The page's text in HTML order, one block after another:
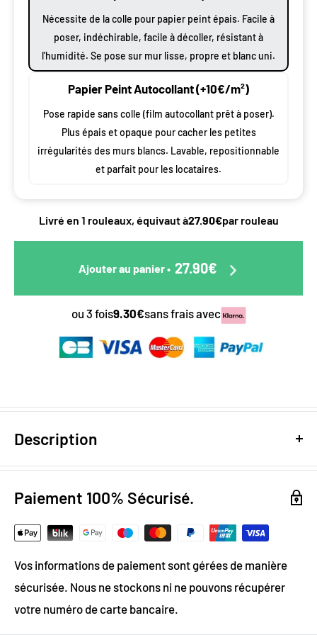
Nécessite de la colle pour papier peint épais. Facile à
poser, indéchirable, facile à décoller, résistant à
l'humidité. Se pose sur mur lisse, propre et blanc uni.
Papier Peint Autocollant (+10€/m²)
Pose rapide sans colle (film autocollant prêt à poser).
Plus épais et opaque pour cacher les petites
irrégularités des murs blancs. Lavable, repositionnable
et parfait pour les locataires.
Livré en 1 rouleaux, équivaut à27.90€par rouleau
Ajouter au panier• 27.90€
ou 3 fois9.30€sans frais avec
Description
Design numérique: colorimétrie optimale / effet
trompe l'œil
Grammage :
Vinyle & Toile anti-allergène
Matière ignifugée, antistatique et anti-moisissure
Paiement 100% Sécurisé.
Vos informations de paiement sont gérées de manière
sécurisée. Nous ne stockons ni ne pouvons récupérer
votre numéro de carte bancaire.